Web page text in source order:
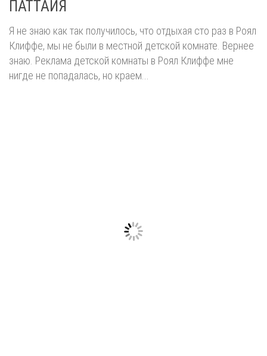
ПАТТАЙЯ
Я не знаю как так получилось, что отдыхая сто раз в Роял
Клиффе, мы не были в местной детской комнате. Вернее
знаю. Реклама детской комнаты в Роял Клиффе мне
нигде не попадалась, но краем...